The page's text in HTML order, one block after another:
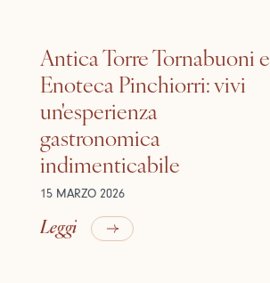
Antica Torre Tornabuoni e
Enoteca Pinchiorri: vivi
un'esperienza
gastronomica
indimenticabile
15 MARZO 2026
Leggi